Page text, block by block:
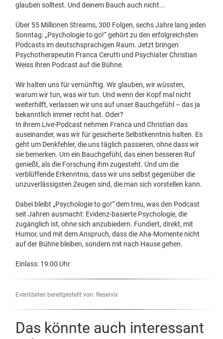
glauben solltest. Und deinem Bauch auch nicht...
Über 55 Millionen Streams, 300 Folgen, sechs Jahre lang jeden
Sonntag: „Psychologie to go!“ gehört zu den erfolgreichsten
Podcasts im deutschsprachigen Raum. Jetzt bringen
Psychotherapeutin Franca Cerutti und Psychiater Christian
Weiss ihren Podcast auf die Bühne.
Wir halten uns für vernünftig. Wir glauben, wir wüssten,
warum wir tun, was wir tun. Und wenn der Kopf mal nicht
weiterhilft, verlassen wir uns auf unser Bauchgefühl – das ja
bekanntlich immer recht hat. Oder?
In ihrem Live-Podcast nehmen Franca und Christian das
auseinander, was wir für gesicherte Selbstkenntnis halten. Es
geht um Denkfehler, die uns täglich passieren, ohne dass wir
sie bemerken. Um ein Bauchgefühl, das einen besseren Ruf
genießt, als die Forschung ihm zugesteht. Und um die
verblüffende Erkenntnis, dass wir uns selbst gegenüber die
unzuverlässigsten Zeugen sind, die man sich vorstellen kann.
Dabei bleibt „Psychologie to go!“ dem treu, was den Podcast
seit Jahren ausmacht: Evidenz-basierte Psychologie, die
zugänglich ist, ohne sich anzubiedern. Fundiert, direkt, mit
Humor, und mit dem Anspruch, dass die Aha-Momente nicht
auf der Bühne bleiben, sondern mit nach Hause gehen.
Einlass: 19:00 Uhr
Eventdaten bereitgestellt von: Reservix
Das könnte auch interessant